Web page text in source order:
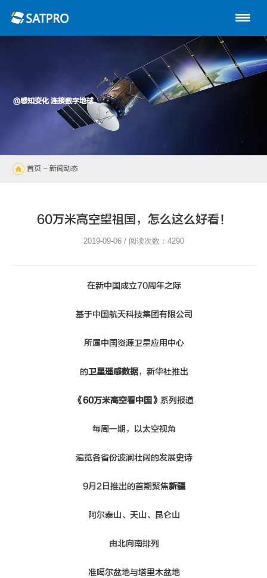
关于星展
动中通系列
@感知变化 连接数字地球
首页 - 新闻动态
60万米高空望祖国，怎么这么好看！
2019-09-06 / 阅读次数：4290
在新中国成立70周年之际
基于中国航天科技集团有限公司
所属中国资源卫星应用中心
的卫星遥感数据，新华社推出
《60万米高空看中国》 系列报道
每周一期，以太空视角
遍览各省份波澜壮阔的发展史诗
9月2日推出的首期聚焦新疆
阿尔泰山、天山、昆仑山
由北向南排列
准噶尔盆地与塔里木盆地